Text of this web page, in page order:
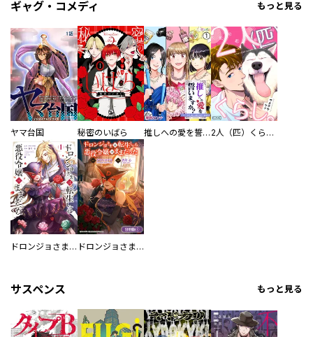
ギャグ・コメディ もっと見る
ヤマ台国 秘密のいばら 推しへの愛を誓いますか？～アラサー女子、推しは逃げぬが人生逃げる～ 2人（匹）くらし。
ドロンジョさまは転生しても悪役令嬢のままだった ドロンジョさまは転生しても悪役令嬢のままだった【分冊版】
サスペンス もっと見る